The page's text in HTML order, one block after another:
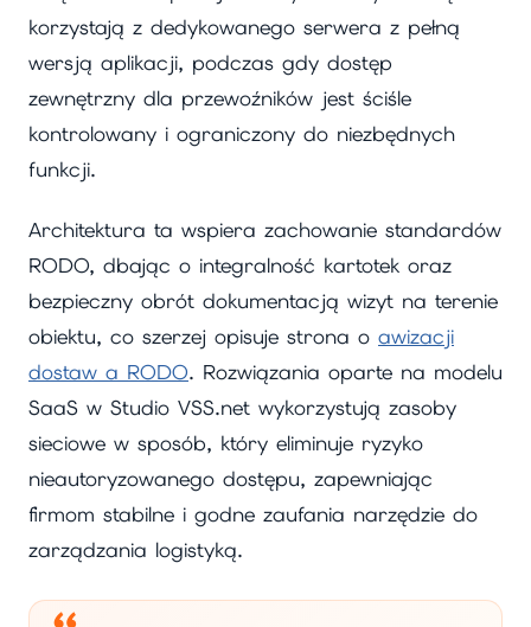
korzystają z dedykowanego serwera z pełną
wersją aplikacji, podczas gdy dostęp
zewnętrzny dla przewoźników jest ściśle
kontrolowany i ograniczony do niezbędnych
funkcji.
Architektura ta wspiera zachowanie standardów
RODO, dbając o integralność kartotek oraz
bezpieczny obrót dokumentacją wizyt na terenie
obiektu, co szerzej opisuje strona o awizacji
dostaw a RODO. Rozwiązania oparte na modelu
SaaS w Studio VSS.net wykorzystują zasoby
sieciowe w sposób, który eliminuje ryzyko
nieautoryzowanego dostępu, zapewniając
firmom stabilne i godne zaufania narzędzie do
zarządzania logistyką.